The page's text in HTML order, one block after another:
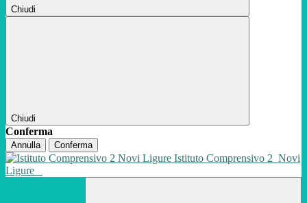
Chiudi
Chiudi
Conferma
Annulla Conferma
Istituto Comprensivo 2 Novi
Ligure